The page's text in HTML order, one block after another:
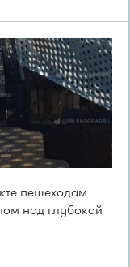
пешеходам
над глубокой